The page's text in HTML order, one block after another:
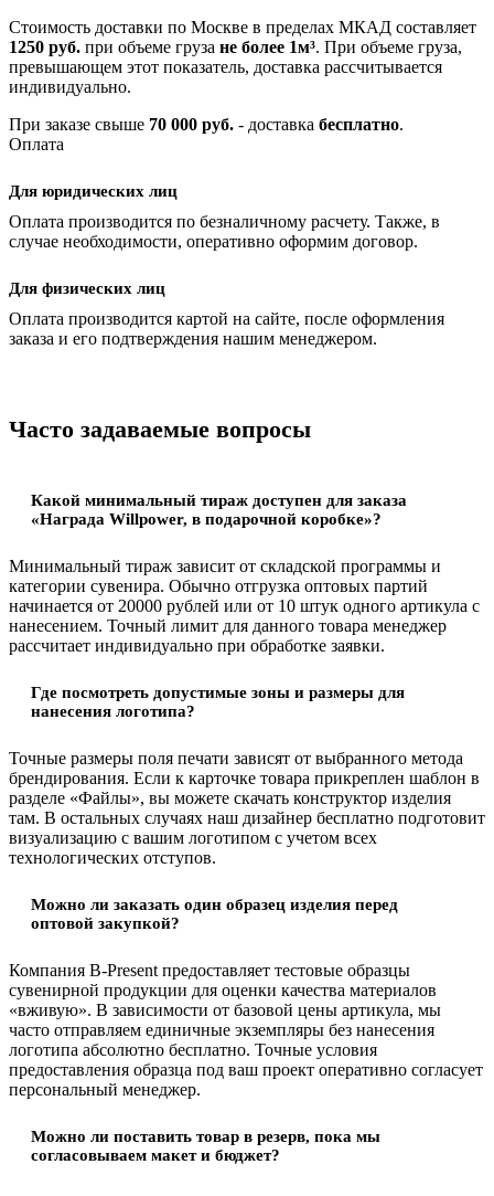
Стоимость доставки по Москве в пределах МКАД составляет
1250 руб. при объеме груза не более 1м³. При объеме груза,
превышающем этот показатель, доставка рассчитывается
индивидуально.
При заказе свыше 70 000 руб. - доставка бесплатно.
Оплата
Для юридических лиц
Оплата производится по безналичному расчету. Также, в
случае необходимости, оперативно оформим договор.
Для физических лиц
Оплата производится картой на сайте, после оформления
заказа и его подтверждения нашим менеджером.
Часто задаваемые вопросы
Какой минимальный тираж доступен для заказа
«Награда Willpower, в подарочной коробке»?
Минимальный тираж зависит от складской программы и
категории сувенира. Обычно отгрузка оптовых партий
начинается от 20000 рублей или от 10 штук одного артикула с
нанесением. Точный лимит для данного товара менеджер
рассчитает индивидуально при обработке заявки.
Где посмотреть допустимые зоны и размеры для
нанесения логотипа?
Точные размеры поля печати зависят от выбранного метода
брендирования. Если к карточке товара прикреплен шаблон в
разделе «Файлы», вы можете скачать конструктор изделия
там. В остальных случаях наш дизайнер бесплатно подготовит
визуализацию с вашим логотипом с учетом всех
технологических отступов.
Можно ли заказать один образец изделия перед
оптовой закупкой?
Компания B-Present предоставляет тестовые образцы
сувенирной продукции для оценки качества материалов
«вживую». В зависимости от базовой цены артикула, мы
часто отправляем единичные экземпляры без нанесения
логотипа абсолютно бесплатно. Точные условия
предоставления образца под ваш проект оперативно согласует
персональный менеджер.
Можно ли поставить товар в резерв, пока мы
согласовываем макет и бюджет?